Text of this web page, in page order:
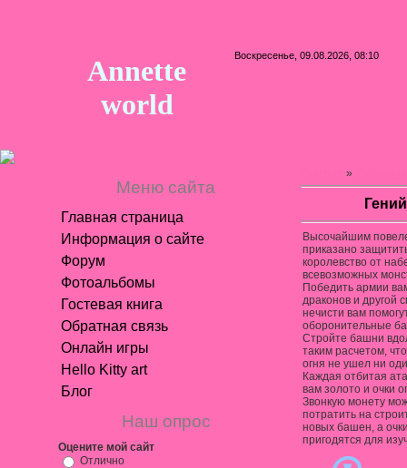
Annette
world
Воскресенье, 09.08.2026, 08:10
Меню сайта
Главная страница
Информация о сайте
Форум
Фотоальбомы
Гостевая книга
Обратная связь
Онлайн игры
Hello Kitty art
Блог
Наш опрос
Оцените мой сайт
Отлично
»
Высочайшим
приказано
королевство от
всевозможных
Победить армии
драконов и другой
нечисти вам
оборонительные
Стройте башни
таким расчетом,
огня не ушел ни
Каждая отбитая
вам золото и очки
Звонкую монету
потратить на
новых башен, а
пригодятся для